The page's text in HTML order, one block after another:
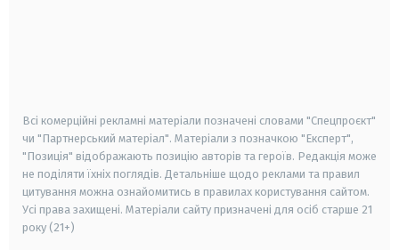
Всі комерційні рекламні матеріали позначені словами "Спецпроєкт"
чи "Партнерський матеріал". Матеріали з позначкою "Експерт",
"Позиція" відображають позицію авторів та героїв. Редакція може
не поділяти їхніх поглядів. Детальніше щодо реклами та правил
цитування можна ознайомитись в правилах користування сайтом.
Усі права захищені. Матеріали сайту призначені для осіб старше 21
року (21+)